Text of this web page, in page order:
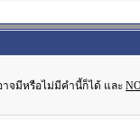
าจมีหรือไม่มีคำนี้ก็ได้ และ